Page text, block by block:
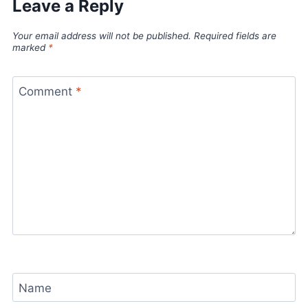
Leave a Reply
Your email address will not be published. Required fields are
marked *
Comment *
Name